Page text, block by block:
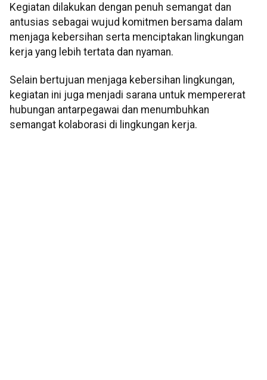
Kegiatan dilakukan dengan penuh semangat dan
antusias sebagai wujud komitmen bersama dalam
menjaga kebersihan serta menciptakan lingkungan
kerja yang lebih tertata dan nyaman.
Selain bertujuan menjaga kebersihan lingkungan,
kegiatan ini juga menjadi sarana untuk mempererat
hubungan antarpegawai dan menumbuhkan
semangat kolaborasi di lingkungan kerja.